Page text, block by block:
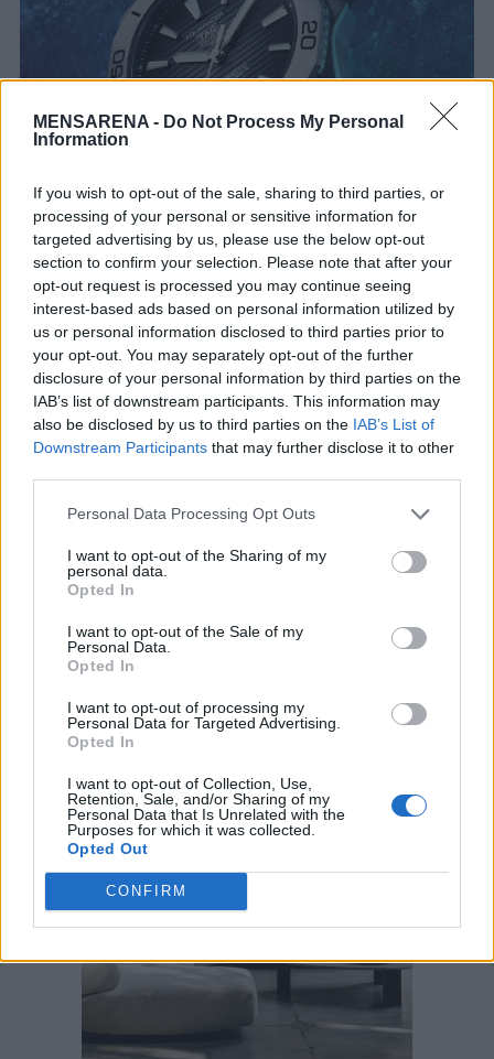
MENSARENA - Do Not Process My Personal
Information
If you wish to opt-out of the sale, sharing to third parties, or
processing of your personal or sensitive information for
targeted advertising by us, please use the below opt-out
section to confirm your selection. Please note that after your
opt-out request is processed you may continue seeing
interest-based ads based on personal information utilized by
us or personal information disclosed to third parties prior to
your opt-out. You may separately opt-out of the further
disclosure of your personal information by third parties on the
IAB’s list of downstream participants. This information may
also be disclosed by us to third parties on the IAB’s List of
Downstream Participants that may further disclose it to other
Personal Data Processing Opt Outs
I want to opt-out of the Sharing of my
personal data.
Opted In
I want to opt-out of the Sale of my
Personal Data.
Opted In
I want to opt-out of processing my
Personal Data for Targeted Advertising.
Opted In
I want to opt-out of Collection, Use,
Retention, Sale, and/or Sharing of my
Personal Data that Is Unrelated with the
Purposes for which it was collected.
Opted Out
CONFIRM
Οι GOFAS Boutiques σας προσκαλούν να
γνωρίσετε από κοντά τις νέες δημιουργίες, τα
Novelties που αποκαλύπτουν ότι πιο σύγχρονο
λανσάρει η ελβετική ωρολογοποιία και να